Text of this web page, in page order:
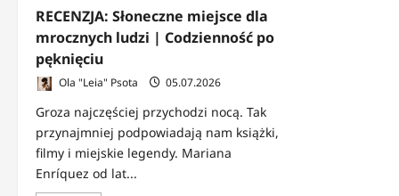
RECENZJA: Słoneczne miejsce dla
mrocznych ludzi | Codzienność po
pęknięciu
Ola "Leia" Psota 05.07.2026
Groza najczęściej przychodzi nocą. Tak
przynajmniej podpowiadają nam książki,
filmy i miejskie legendy. Mariana
Enríquez od lat...